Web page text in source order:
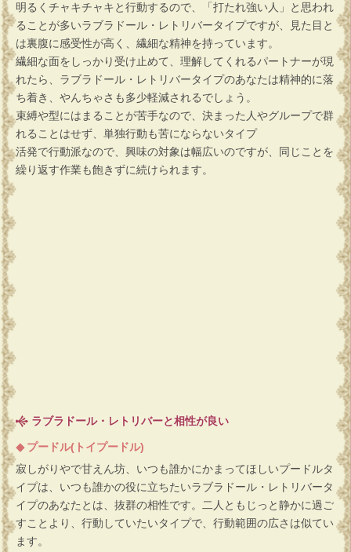
明るくチャキチャキと行動するので、「打たれ強い人」と思われ
ることが多いラブラドール・レトリバータイプですが、見た目と
は裏腹に感受性が高く、繊細な精神を持っています。
繊細な面をしっかり受け止めて、理解してくれるパートナーが現
れたら、ラブラドール・レトリバータイプのあなたは精神的に落
ち着き、やんちゃさも多少軽減されるでしょう。
束縛や型にはまることが苦手なので、決まった人やグループで群
れることはせず、単独行動も苦にならないタイプ
活発で行動派なので、興味の対象は幅広いのですが、同じことを
繰り返す作業も飽きずに続けられます。
ラブラドール・レトリバーと相性が良い
プードル(トイプードル)
寂しがりやで甘えん坊、いつも誰かにかまってほしいプードルタ
イプは、いつも誰かの役に立ちたいラブラドール・レトリバータ
イプのあなたとは、抜群の相性です。二人ともじっと静かに過ご
すことより、行動していたいタイプで、行動範囲の広さは似てい
ます。